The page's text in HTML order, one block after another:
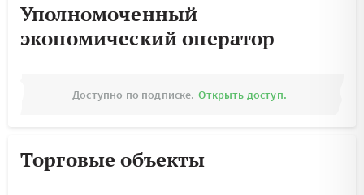
Уполномоченный
экономический оператор
Доступно по подписке. Открыть доступ.
Торговые объекты